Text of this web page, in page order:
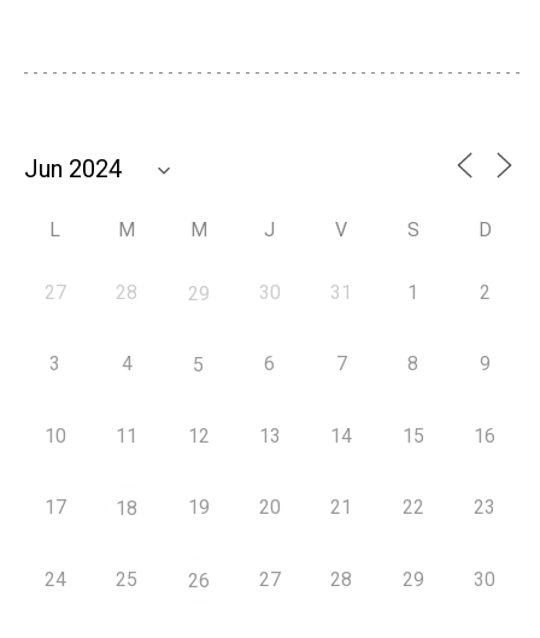
L M M J V S D
27 28 29 30 31 1 2
3 4 5 6 7 8 9
10 11 12 13 14 15 16
17 18 19 20 21 22 23
24 25 26 27 28 29 30